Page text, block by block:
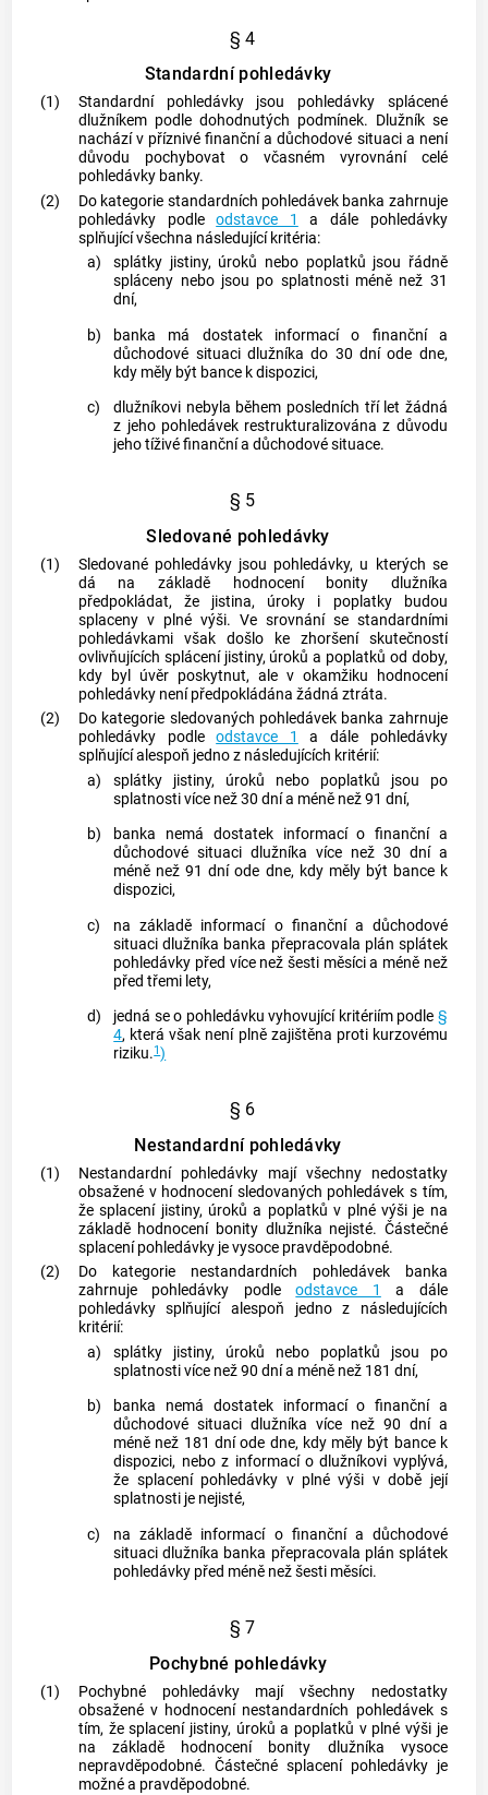
§ 4
Standardní pohledávky
(1)
Standardní pohledávky jsou pohledávky splácené
dlužníkem podle dohodnutých podmínek. Dlužník se
nachází v příznivé finanční a důchodové situaci a není
důvodu pochybovat o včasném vyrovnání celé
pohledávky banky.
(2)
Do kategorie standardních pohledávek banka zahrnuje
pohledávky podleodstavce 1
a dále pohledávky
splňující všechna následující kritéria:
a)
splátky jistiny, úroků nebo poplatků jsou řádně
spláceny nebo jsou po splatnosti méně než 31
dní,
b)
banka má dostatek informací o finanční a
důchodové situaci dlužníka do 30 dní ode dne,
kdy měly být bance k dispozici,
c)
dlužníkovi nebyla během posledních tří let žádná
z jeho pohledávek restrukturalizována z důvodu
jeho tíživé finanční a důchodové situace.
§ 5
Sledované pohledávky
(1)
Sledované pohledávky jsou pohledávky, u kterých se
dá na základě hodnocení bonity dlužníka
předpokládat, že jistina, úroky i poplatky budou
splaceny v plné výši. Ve srovnání se standardními
pohledávkami však došlo ke zhoršení skutečností
ovlivňujících splácení jistiny, úroků a poplatků od doby,
kdy byl úvěrposkytnut, ale v okamžiku hodnocení
pohledávky není předpokládána žádná ztráta.
(2)
Do kategorie sledovaných pohledávek banka zahrnuje
pohledávky podleodstavce 1
a dále pohledávky
splňující alespoň jedno z následujících kritérií:
a)
splátky jistiny, úroků nebo poplatků jsou po
splatnosti více než 30 dní a méně než 91 dní,
b)
banka nemá dostatek informací o finanční a
důchodové situaci dlužníka více než 30 dní a
méně než 91 dní ode dne, kdy měly být bance k
dispozici,
c)
na základě informací o finanční a důchodové
situaci dlužníka banka přepracovala plán splátek
pohledávky před více než šesti měsíci a méně než
před třemi lety,
d)
jedná se o pohledávku vyhovující kritériím podle §
4, která však není plně zajištěna proti kurzovému
riziku.1)
§ 6
Nestandardní pohledávky
(1)
Nestandardní pohledávky mají všechny nedostatky
obsažené v hodnocení sledovaných pohledávek s tím,
že splacení jistiny, úroků a poplatků v plné výši je na
základě hodnocení bonity dlužníka nejisté. Částečné
splacení pohledávky je vysoce pravděpodobné.
(2)
Do kategorie nestandardních pohledávek banka
zahrnuje pohledávky podleodstavce 1
a dále
pohledávky splňující alespoň jedno z následujících
kritérií:
a)
splátky jistiny, úroků nebo poplatků jsou po
splatnosti více než 90 dní a méně než 181 dní,
b)
banka nemá dostatek informací o finanční a
důchodové situaci dlužníka více než 90 dní a
méně než 181 dní ode dne, kdy měly být bance k
dispozici, nebo z informací o dlužníkovi vyplývá,
že splacení pohledávky v plné výši v době její
splatnosti je nejisté,
c)
na základě informací o finanční a důchodové
situaci dlužníka banka přepracovala plán splátek
pohledávky před méně než šesti měsíci.
§ 7
Pochybné pohledávky
(1)
Pochybné pohledávky mají všechny nedostatky
obsažené v hodnocení nestandardních pohledávek s
tím, že splacení jistiny, úroků a poplatků v plné výši je
na základě hodnocení bonity dlužníka vysoce
nepravděpodobné. Částečné splacení pohledávky je
možné a pravděpodobné.